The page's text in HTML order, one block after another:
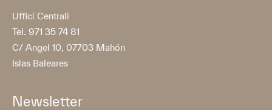
Uffici Centrali
Tel. 971 35 74 81
C/ Angel 10, 07703 Mahón
Islas Baleares
Newsletter